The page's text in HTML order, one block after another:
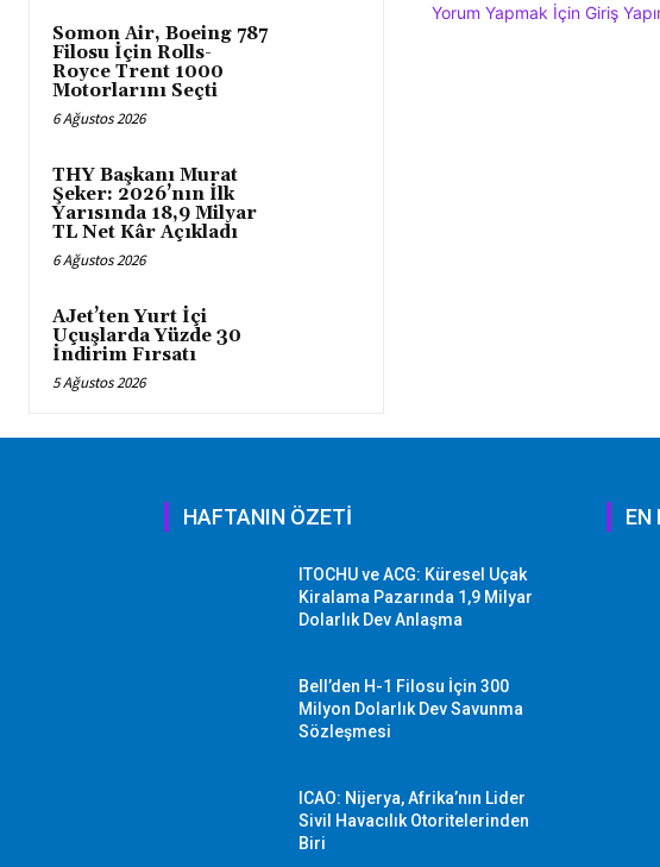
Somon Air, Boeing 787
Filosu İçin Rolls-
Royce Trent 1000
Motorlarını Seçti
6 Ağustos 2026
THY Başkanı Murat
Şeker: 2026’nın İlk
Yarısında 18,9 Milyar
TL Net Kâr Açıkladı
6 Ağustos 2026
AJet’ten Yurt İçi
Uçuşlarda Yüzde 30
İndirim Fırsatı
5 Ağustos 2026
Yorum Yapmak İçin Giriş
HAFTANIN ÖZETİ
ITOCHU ve ACG: Küresel Uçak
Kiralama Pazarında 1,9 Milyar
Dolarlık Dev Anlaşma
Bell’den H-1 Filosu İçin 300
Milyon Dolarlık Dev Savunma
Sözleşmesi
ICAO: Nijerya, Afrika’nın Lider
Sivil Havacılık Otoritelerinden
Biri
EN